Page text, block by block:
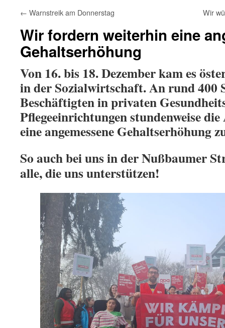
← Warnstreik am Donnerstag Wir
Wir fordern weiterhin eine
Gehaltserhöhung
Von 16. bis 18. Dezember kam es
in der Sozialwirtschaft. An rund 400
Beschäftigten in privaten
Pflegeeinrichtungen stundenweise
eine angemessene Gehaltserhöhung
So auch bei uns in der Nußbaumer
alle, die uns unterstützen!